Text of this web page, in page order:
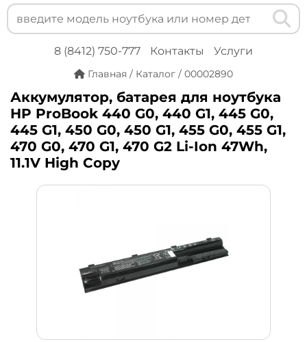
8 (8412) 750-777 Контакты Услуги
Главная / Каталог / 00002890
Аккумулятор, батарея для ноутбука
HP ProBook 440 G0, 440 G1, 445 G0,
445 G1, 450 G0, 450 G1, 455 G0, 455 G1,
470 G0, 470 G1, 470 G2 Li-Ion 47Wh,
11.1V High Copy